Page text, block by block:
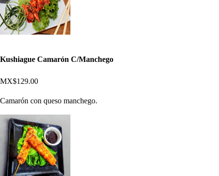
Kushiague Camarón C/Manchego
MX$129.00
Camarón con queso manchego.